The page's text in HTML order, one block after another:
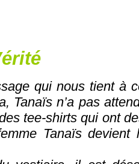
qui nous tient à
Tanaïs n’a pas
tee-shirts qui ont
Tanaïs devient